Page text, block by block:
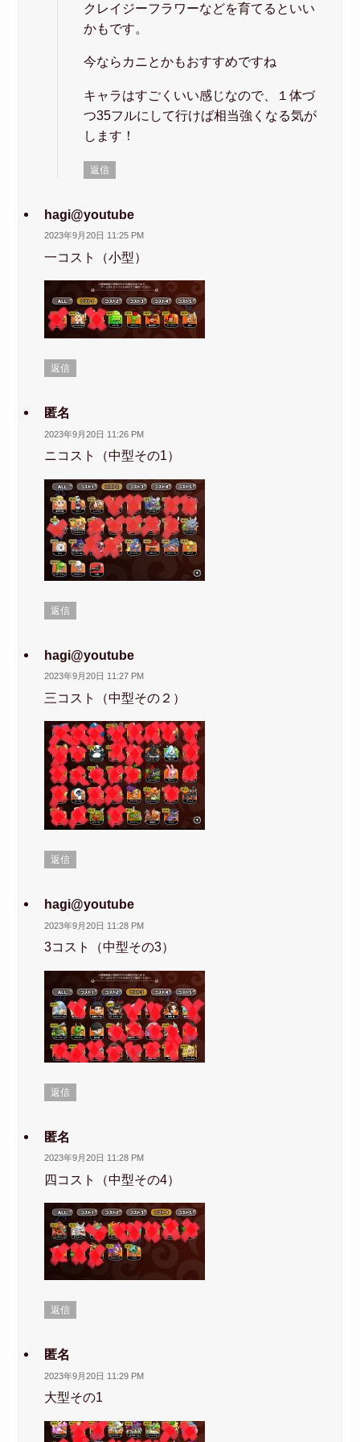
クレイジーフラワーなどを育てるといい
かもです。
今ならカニとかもおすすめですね
キャラはすごくいい感じなので、１体づ
つ35フルにして行けば相当強くなる気が
します！
返信
hagi@youtube
2023年9月20日 11:25 PM
一コスト（小型）
返信
匿名
2023年9月20日 11:26 PM
ニコスト（中型その1）
返信
hagi@youtube
2023年9月20日 11:27 PM
三コスト（中型その２）
返信
hagi@youtube
2023年9月20日 11:28 PM
3コスト（中型その3）
返信
匿名
2023年9月20日 11:28 PM
四コスト（中型その4）
返信
匿名
2023年9月20日 11:29 PM
大型その1